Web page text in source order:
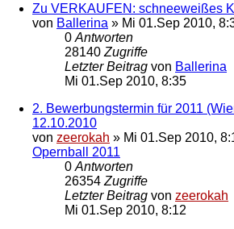
Zu VERKAUFEN: schneeweißes
von Ballerina » Mi 01.Sep 2010,
0 Antworten
28140 Zugriffe
Letzter Beitrag von Ballerina
Mi 01.Sep 2010, 8:35
2. Bewerbungstermin für 2011
12.10.2010
von zeerokah » Mi 01.Sep 2010,
Opernball 2011
0 Antworten
26354 Zugriffe
Letzter Beitrag von zeerokah
Mi 01.Sep 2010, 8:12